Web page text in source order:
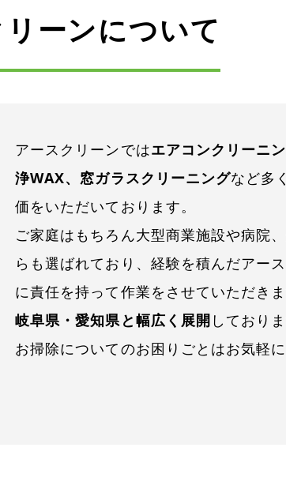
ーンについて
アースクリーンではエアコンクリーニ
浄WAX、窓ガラスクリーニングなど多
価をいただいております。
ご家庭はもちろん大型商業施設や病院
らも選ばれており、経験を積んだアー
に責任を持って作業をさせていただきま
岐阜県・愛知県と幅広く展開 しておりま
お掃除についてのお困りごとはお気軽